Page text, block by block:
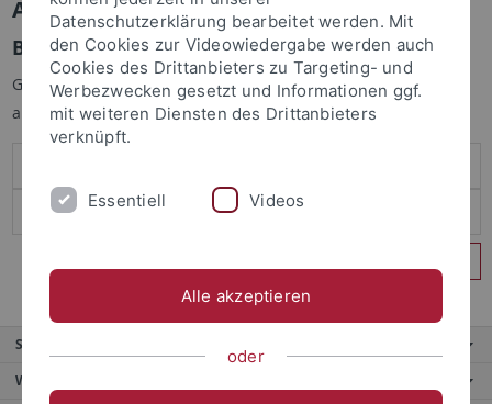
Anmelden
Benutzeranmeldung
Geben Sie Ihren Benutzernamen und Ihr Passwort an um sich
anzumelden:
Service
Weitere Angebote
Datenschutzerklärung bearbeitet werden. Mit
den Cookies zur Videowiedergabe werden auch
Cookies des Drittanbieters zu Targeting- und
Werbezwecken gesetzt und Informationen ggf.
mit weiteren Diensten des Drittanbieters
verknüpft.
Essentiell Videos
Alle akzeptieren
oder